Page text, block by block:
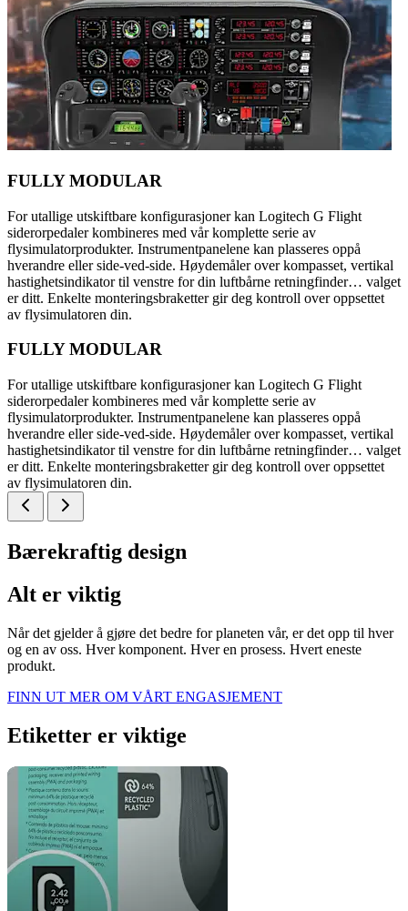
FULLY MODULAR
For utallige utskiftbare konfigurasjoner kan Logitech G Flight
siderorpedaler kombineres med vår komplette serie av
flysimulatorprodukter. Instrumentpanelene kan plasseres oppå
hverandre eller side-ved-side. Høydemåler over kompasset, vertikal
hastighetsindikator til venstre for din luftbårne retningfinder… valget
er ditt. Enkelte monteringsbraketter gir deg kontroll over oppsettet
av flysimulatoren din.
FULLY MODULAR
For utallige utskiftbare konfigurasjoner kan Logitech G Flight
siderorpedaler kombineres med vår komplette serie av
flysimulatorprodukter. Instrumentpanelene kan plasseres oppå
hverandre eller side-ved-side. Høydemåler over kompasset, vertikal
hastighetsindikator til venstre for din luftbårne retningfinder… valget
er ditt. Enkelte monteringsbraketter gir deg kontroll over oppsettet
av flysimulatoren din.
Bærekraftig design
Alt er viktig
Når det gjelder å gjøre det bedre for planeten vår, er det opp til hver
og en av oss. Hver komponent. Hver en prosess. Hvert eneste
produkt.
FINN UT MER OM VÅRT ENGASJEMENT
Etiketter er viktige